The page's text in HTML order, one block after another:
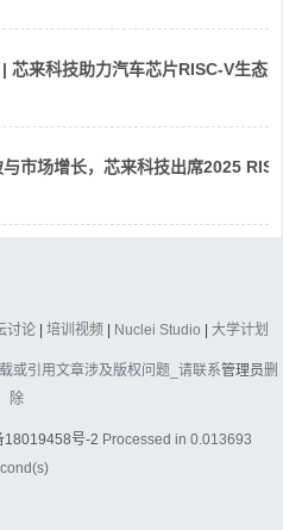
芯来科技助力汽车芯片RISC-V生态
市场增长，芯来科技出席2025
讨论 培训视频 Nuclei Studio 大学计划
或引用文章涉及版权问题_请联系管理员删
除
18019458号-2 Processed in 0.013693